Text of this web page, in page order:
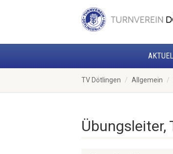
TV Dötlingen Allgemein
Übungsleiter,